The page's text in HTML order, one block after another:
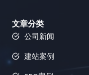
助客户提升网站在
量，推动业务增长
领先优势。 模块三
节详细教程) 更多模
接建设机会，并制
据优势，并避免一
帮助你自动化链接
获得长期稳定的排
工具对比：选择最
量分析 寻找目标关
分析工具 流量统
们的兴趣爱好、痛
道、行为习惯、心
调研、数据分析、
户洞察。 2. 精准制
文章分类
公司新闻
建站案例